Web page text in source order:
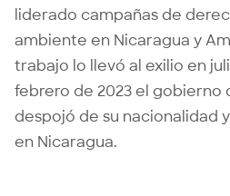
liderado campañas de
ambiente en Nicaragua y
trabajo lo llevó al exilio en
febrero de 2023 el gobierno
despojó de su nacionalidad
en Nicaragua.